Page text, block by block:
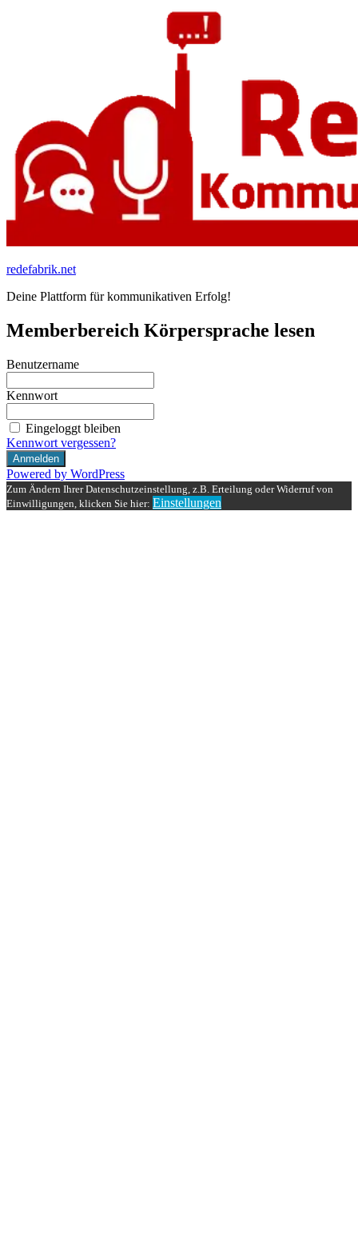
redefabrik.net
Deine Plattform für kommunikativen Erfolg!
Memberbereich Körpersprache lesen
Benutzername
Kennwort
Eingeloggt bleiben
Kennwort vergessen?
Powered by WordPress
Zum Ändern Ihrer Datenschutzeinstellung, z.B. Erteilung oder Widerruf von
Einwilligungen, klicken Sie hier: Einstellungen